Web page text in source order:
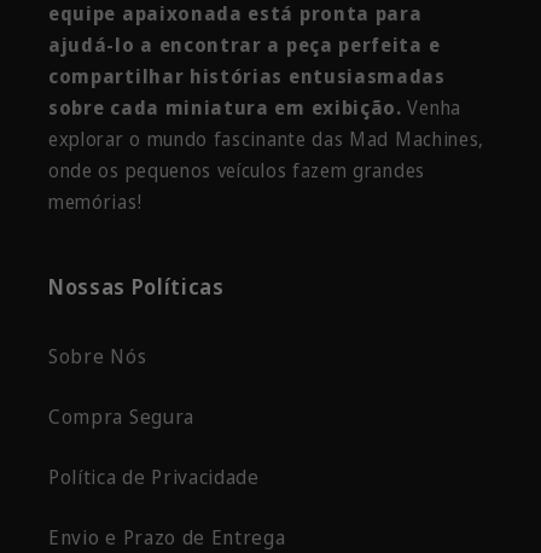
equipe apaixonada está pronta para
ajudá-lo a encontrar a peça perfeita e
compartilhar histórias entusiasmadas
sobre cada miniatura em exibição. Venha
explorar o mundo fascinante das Mad Machines,
onde os pequenos veículos fazem grandes
memórias!
Nossas Políticas
Sobre Nós
Compra Segura
Política de Privacidade
Envio e Prazo de Entrega